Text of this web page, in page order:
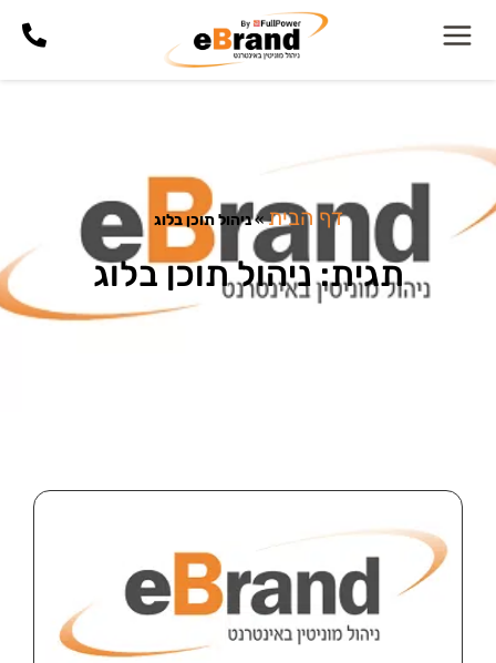
דף הבית»ניהול תוכן בלוג
תגית: ניהול תוכן בלוג